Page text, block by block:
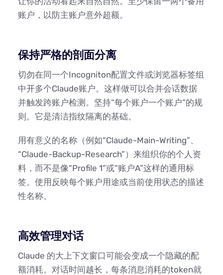
账户，以防主账户意外超额。
保持严格的剖面分离
切勿在同一个Incogniton配置文件或浏览器标签组
中开多个Claude账户。这样做可以合并会话数据
并触发跨账户检测。坚持“每个账户一个账户”的规
则。它是清洁指纹隔离的基础。
用有意义的名称（例如“Claude-Main-Writing”、
“Claude-Backup-Research”）来组织你的个人资
料，而不是像“Profile 1”或“账户A”这样的通用标
签。使用反映每个账户用途或当前使用状态的描述
性名称。
高效管理对话
Claude 的大上下文窗口可能会变成一个隐藏的配
额消耗。对话时间越长，每条消息消耗的token就